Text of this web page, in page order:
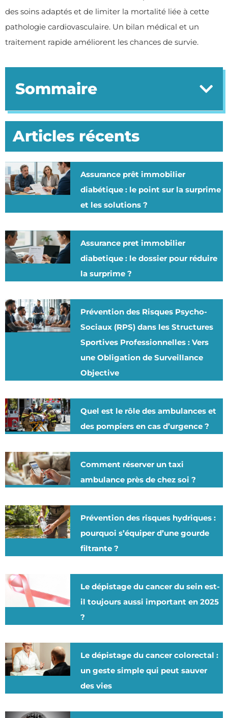
des soins adaptés et de limiter la mortalité liée à cette
pathologie cardiovasculaire. Un bilan médical et un
traitement rapide améliorent les chances de survie.
Sommaire
Articles récents
Assurance prêt immobilier
diabétique : le point sur la surprime
et les solutions ?
Assurance pret immobilier
diabetique : le dossier pour réduire
la surprime ?
Prévention des Risques Psycho-
Sociaux (RPS) dans les Structures
Sportives Professionnelles : Vers
une Obligation de Surveillance
Objective
Quel est le rôle des ambulances et
des pompiers en cas d’urgence ?
Comment réserver un taxi
ambulance près de chez soi ?
Prévention des risques hydriques :
pourquoi s’équiper d’une gourde
filtrante ?
Le dépistage du cancer du sein est-
il toujours aussi important en 2025
?
Le dépistage du cancer colorectal :
un geste simple qui peut sauver
des vies